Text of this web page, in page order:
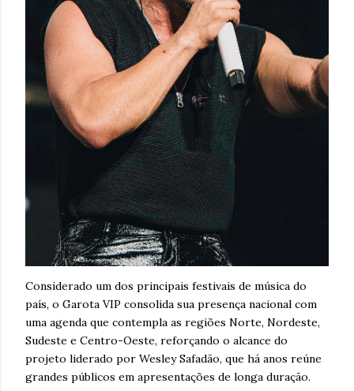
Considerado um dos principais festivais de música do
país, o Garota VIP consolida sua presença nacional com
uma agenda que contempla as regiões Norte, Nordeste,
Sudeste e Centro-Oeste, reforçando o alcance do
projeto liderado por Wesley Safadão, que há anos reúne
grandes públicos em apresentações de longa duração.